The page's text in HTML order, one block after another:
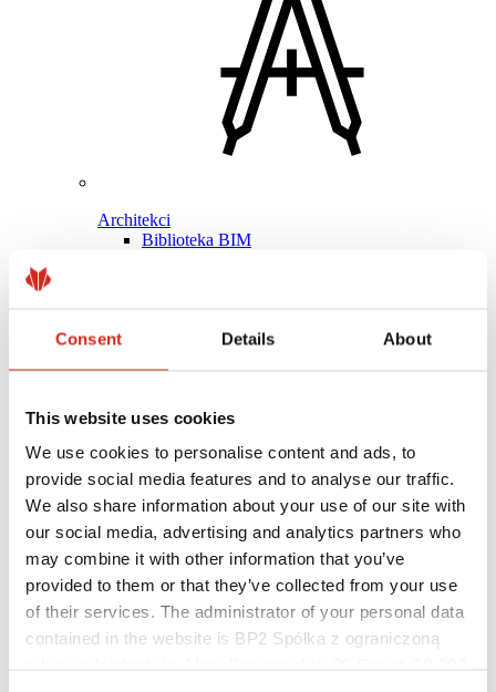
Consent Details About
This website uses cookies
We use cookies to personalise content and ads, to
provide social media features and to analyse our traffic.
We also share information about your use of our site with
our social media, advertising and analytics partners who
may combine it with other information that you’ve
provided to them or that they’ve collected from your use
of their services. The administrator of your personal data
contained in the website is BP2 Spółka z ograniczoną
Architekci
Biblioteka BIM
Pomocne linki